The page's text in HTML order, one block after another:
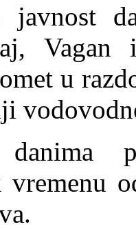
javnost
u
vremenu